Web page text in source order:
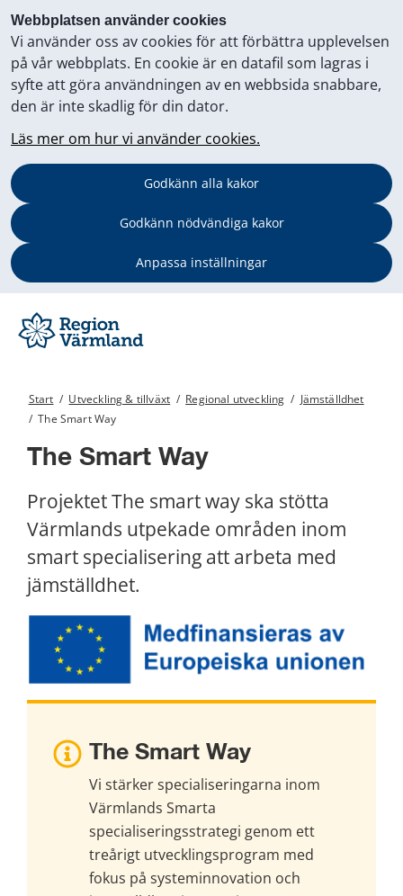
Webbplatsen använder cookies
Vi använder oss av cookies för att förbättra upplevelsen
på vår webbplats. En cookie är en datafil som lagras i
syfte att göra användningen av en webbsida snabbare,
den är inte skadlig för din dator.
Läs mer om hur vi använder cookies.
Godkänn alla kakor
Godkänn nödvändiga kakor
Anpassa inställningar
Start / Utveckling & tillväxt / Regional utveckling / Jämställdhet
/ The Smart Way
The Smart Way
Projektet The smart way ska stötta
Värmlands utpekade områden inom
smart specialisering att arbeta med
jämställdhet.
The Smart Way
Vi stärker specialiseringarna inom
Värmlands Smarta
specialiseringsstrategi genom ett
treårigt utvecklingsprogram med
fokus på systeminnovation och